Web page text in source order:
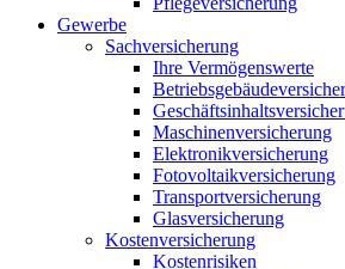
Gewerbe
Sachversicherung
Ihre Vermögenswerte
Maschinenversicherung
Elektronikversicherung
Fotovoltaikversicherung
Transportversicherung
Glasversicherung
Kostenversicherung
Kostenrisiken